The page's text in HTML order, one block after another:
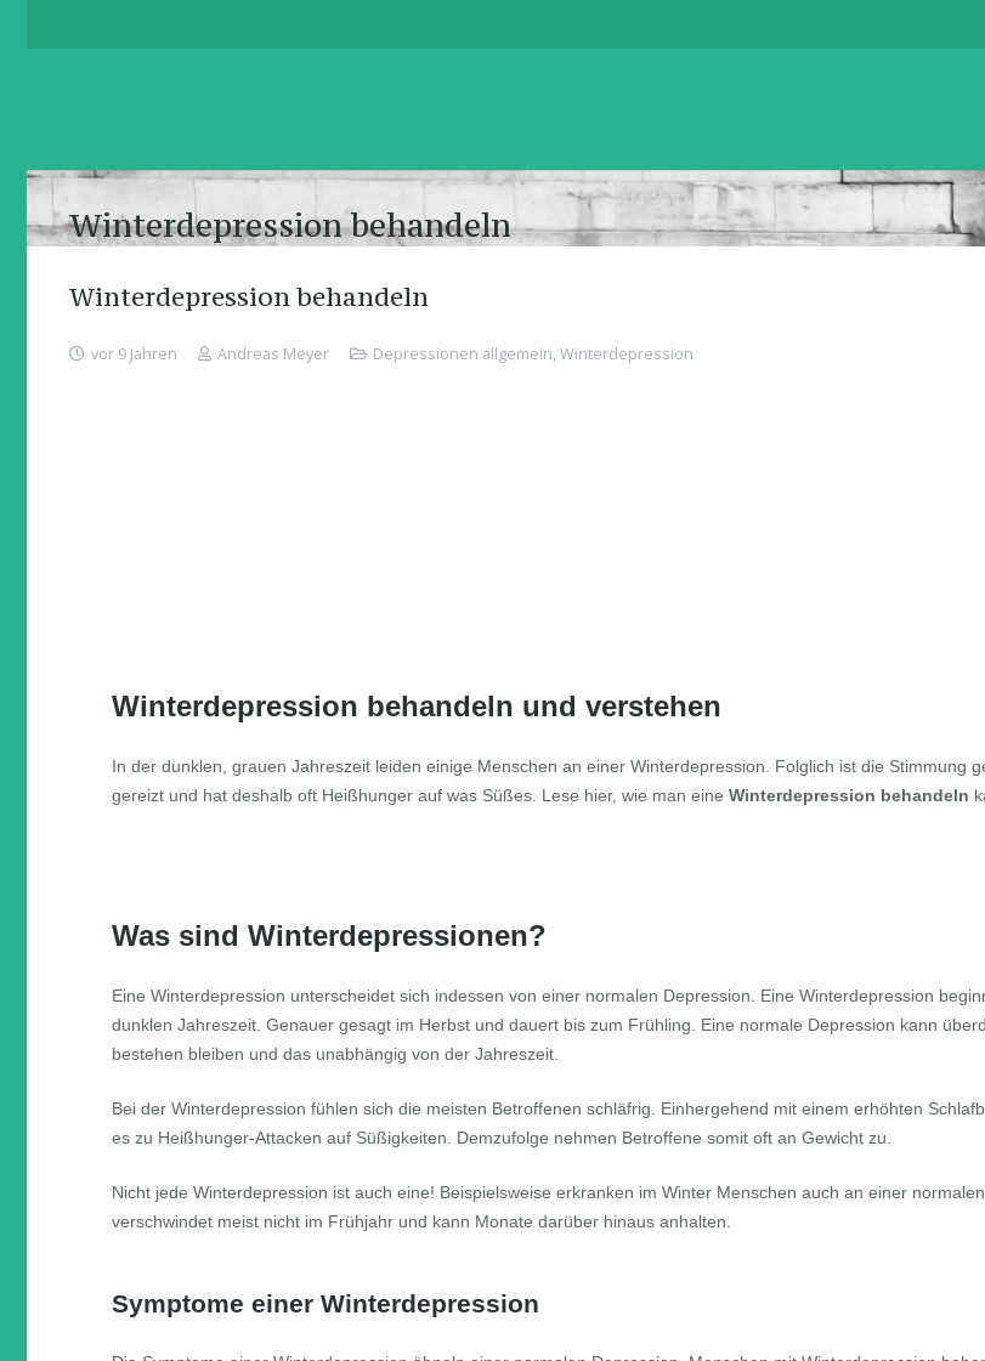
Winterdepression behandeln
Winterdepression behandeln
vor 9 Jahren Andreas Meyer Depressionen allgemein, Winterdepression
Winterdepression behandeln und verstehen
In der dunklen, grauen Jahreszeit leiden einige Menschen an einer Winterdepression. Folglich ist die Stimmung
gereizt und hat deshalb oft Heißhunger auf was Süßes. Lese hier, wie man eine Winterdepression behandeln
Was sind Winterdepressionen?
Eine Winterdepression unterscheidet sich indessen von einer normalen Depression. Eine Winterdepression
dunklen Jahreszeit. Genauer gesagt im Herbst und dauert bis zum Frühling. Eine normale Depression kann
bestehen bleiben und das unabhängig von der Jahreszeit.
Bei der Winterdepression fühlen sich die meisten Betroffenen schläfrig. Einhergehend mit einem erhöhten
es zu Heißhunger-Attacken auf Süßigkeiten. Demzufolge nehmen Betroffene somit oft an Gewicht zu.
Nicht jede Winterdepression ist auch eine! Beispielsweise erkranken im Winter Menschen auch an einer
verschwindet meist nicht im Frühjahr und kann Monate darüber hinaus anhalten.
Symptome einer Winterdepression